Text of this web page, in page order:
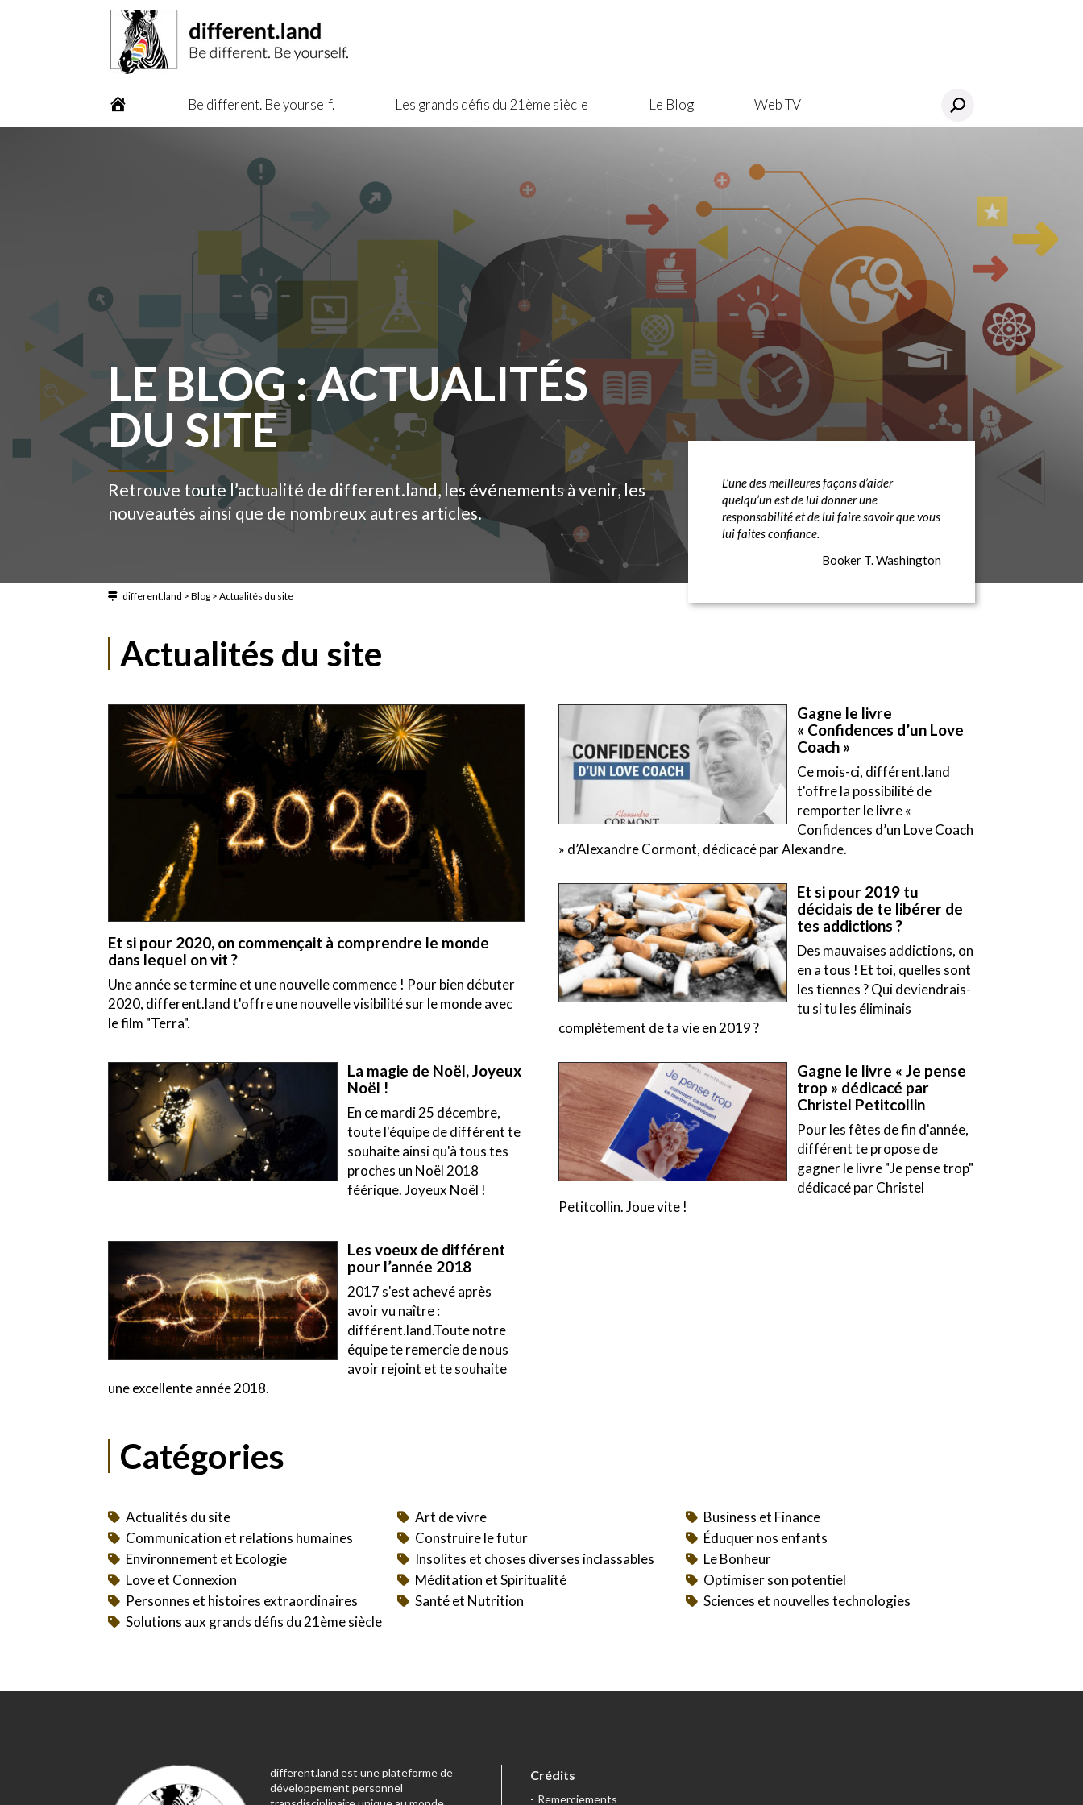
Be different. Be yourself. Les grands défis du 21ème siècle Le Blog Web TV
LE BLOG : ACTUALITÉS
DU SITE
Retrouve toute l’actualité de different.land, les événements à venir, les
nouveautés ainsi que de nombreux autres articles.
different.land >Blog >Actualités du site
L’une des meilleures façons d’aider
quelqu’un est de lui donner une
responsabilité et de lui faire savoir que vous
lui faites confiance.
Booker T. Washington
Actualités du site
Et si pour 2020, on commençait à comprendre le monde
dans lequel on vit ?
Une année se termine et une nouvelle commence ! Pour bien débuter
2020, different.land t'offre une nouvelle visibilité sur le monde avec
le film "Terra".
Gagne le livre
« Confidences d’un Love
Coach »
Ce mois-ci, différent.land
t'offre la possibilité de
remporter le livre «
Confidences d’un Love Coach
» d’Alexandre Cormont, dédicacé par Alexandre.
Et si pour 2019 tu
décidais de te libérer de
tes addictions ?
Des mauvaises addictions, on
en a tous ! Et toi, quelles sont
les tiennes ? Qui deviendrais-
tu si tu les éliminais
complètement de ta vie en 2019 ?
La magie de Noël, Joyeux
Noël !
En ce mardi 25 décembre,
toute l'équipe de différent te
souhaite ainsi qu'à tous tes
proches un Noël 2018
féérique. Joyeux Noël !
Gagne le livre « Je pense
trop » dédicacé par
Christel Petitcollin
Pour les fêtes de fin d'année,
différent te propose de
gagner le livre "Je pense trop"
dédicacé par Christel
Petitcollin. Joue vite !
Les voeux de différent
pour l’année 2018
2017 s'est achevé après
avoir vu naître :
différent.land.Toute notre
équipe te remercie de nous
avoir rejoint et te souhaite
une excellente année 2018.
Catégories
Actualités du site Art de vivre
Business et Finance
Communication et relations humaines
Construire le futur
Éduquer nos enfants
Environnement et Ecologie
Insolites et choses diverses inclassables
Le Bonheur
Love et Connexion
Méditation et Spiritualité
Optimiser son potentiel
Personnes et histoires extraordinaires
Santé et Nutrition
Sciences et nouvelles technologies
Solutions aux grands défis du 21ème siècle
different.land est une plateforme de
développement personnel
Crédits
Remerciements